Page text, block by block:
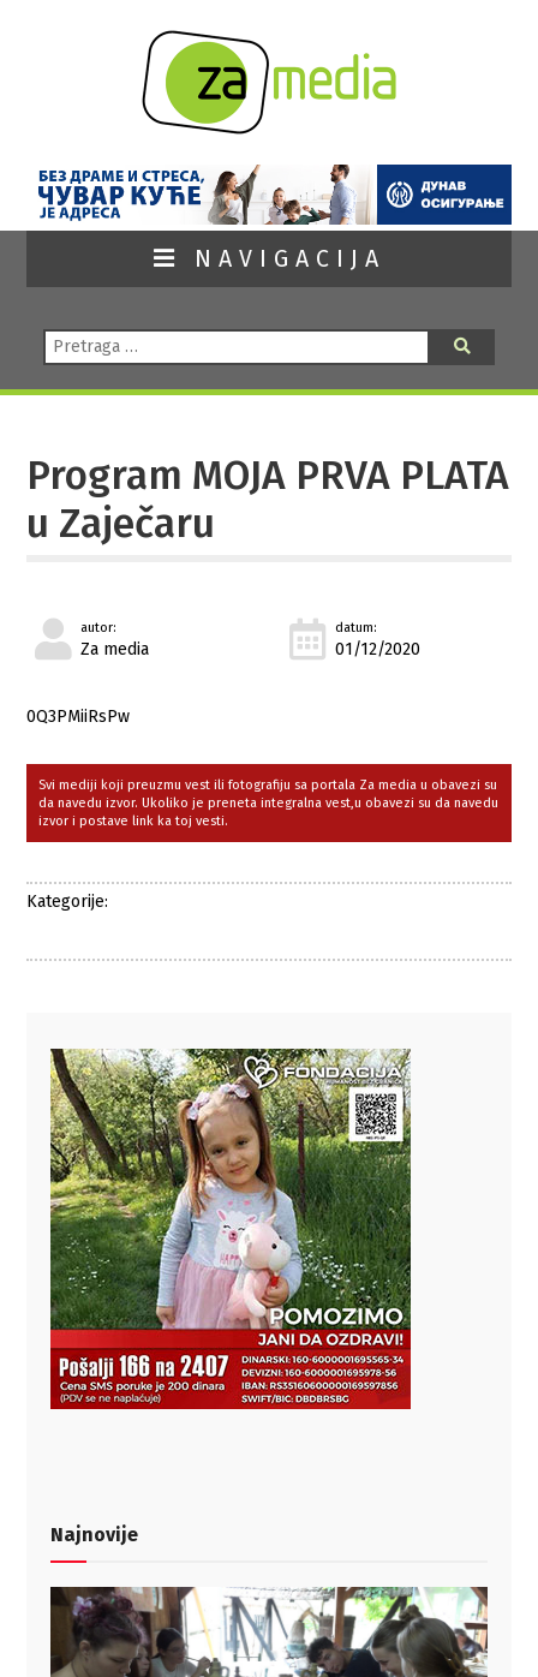
NAVIGACIJA
Pretraga:
Program MOJA PRVA PLATA
u Zaječaru
autor:
Za media
datum:
01/12/2020
0Q3PMiiRsPw
Svi mediji koji preuzmu vest ili fotografiju sa portala Za media u obavezi su
da navedu izvor. Ukoliko je preneta integralna vest,u obavezi su da navedu
izvor i postave link ka toj vesti.
Kategorije:
Najnovije